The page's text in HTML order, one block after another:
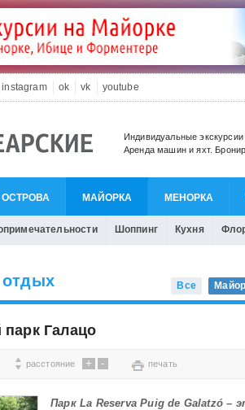
instagram ok vk youtube
Индивидуальные
Аренда машин и яхт.
ОСТРОВА МАЙОРКА МЕНОРКА
Шоппинг Кухня
Все
Галацо
расстояние + - печать
Парк La Reserva Puig de Galatzó